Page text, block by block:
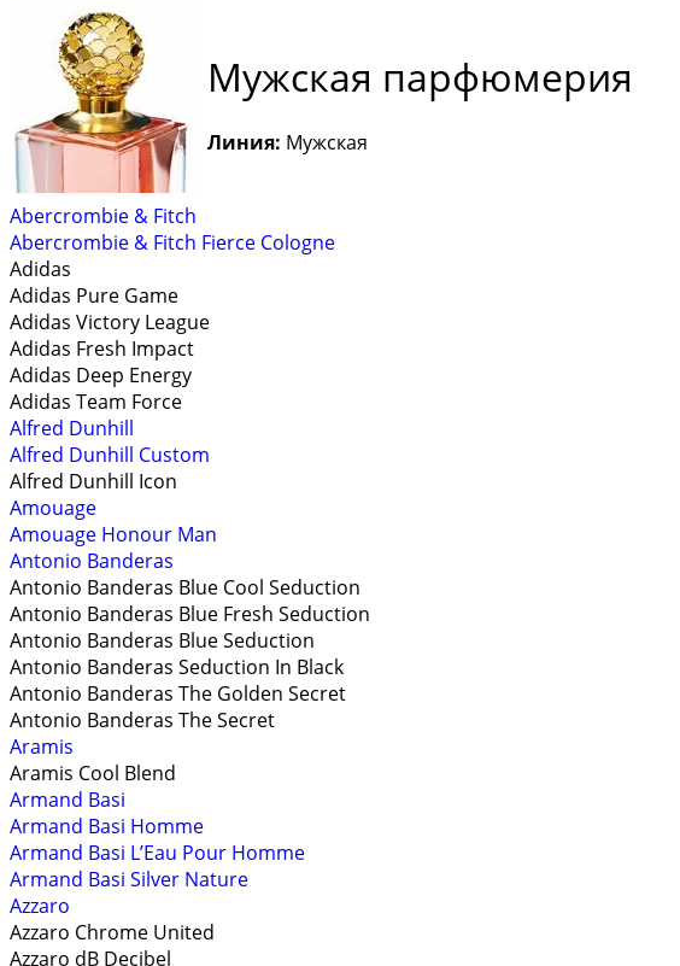
Мужская парфюмерия
Линия: Мужская
Abercrombie & Fitch
Abercrombie & Fitch Fierce Cologne
Adidas
Adidas Pure Game
Adidas Victory League
Adidas Fresh Impact
Adidas Deep Energy
Adidas Team Force
Alfred Dunhill
Alfred Dunhill Custom
Alfred Dunhill Icon
Amouage
Amouage Honour Man
Antonio Banderas
Antonio Banderas Blue Cool Seduction
Antonio Banderas Blue Fresh Seduction
Antonio Banderas Blue Seduction
Antonio Banderas Seduction In Black
Antonio Banderas The Golden Secret
Antonio Banderas The Secret
Aramis
Aramis Cool Blend
Armand Basi
Armand Basi Homme
Armand Basi L’Eau Pour Homme
Armand Basi Silver Nature
Azzaro
Azzaro Chrome United
Azzaro dB Decibel